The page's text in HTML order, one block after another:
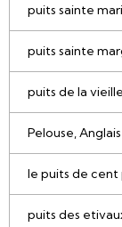
puits sainte
puits sainte
puits de la
Pelouse,
le puits de cent
puits des